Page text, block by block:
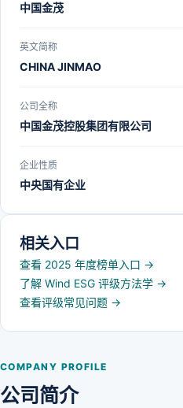
COMPANY PROFILE
公司简介
中国金茂
英文简称
CHINA JINMAO
公司全称
中国金茂控股集团有限公司
企业性质
中央国有企业
相关入口
查看 2025 年度榜单入口 →
了解 Wind ESG 评级方法学 →
查看评级常见问题 →